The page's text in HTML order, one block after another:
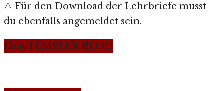
⚠️ Für den Download der Lehrbriefe musst
du ebenfalls angemeldet sein.
Der TEMPLER BLOG